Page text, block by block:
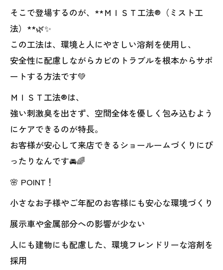
そこで登場するのが、**ＭＩＳＴ工法®（ミスト工
法）**🌿✨
この工法は、環境と人にやさしい溶剤を使用し、
安全性に配慮しながらカビのトラブルを根本からサポ
ートする方法です💚
ＭＩＳＴ工法®は、
強い刺激臭を出さず、空間全体を優しく包み込むよう
にケアできるのが特長。
お客様が安心して来店できるショールームづくりにぴ
ったりなんです🚘🌈
🌸 POINT！
小さなお子様やご年配のお客様にも安心な環境づくり
展示車や金属部分への影響が少ない
人にも建物にも配慮した、環境フレンドリーな溶剤を
採用